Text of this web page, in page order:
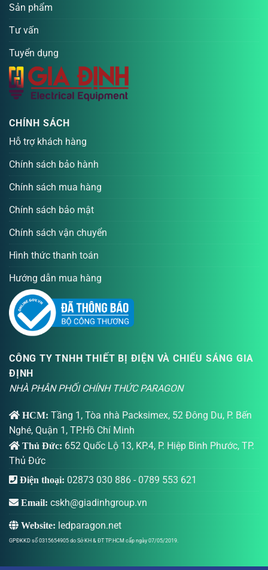
Sản phẩm
Tư vấn
Tuyển dụng
CHÍNH SÁCH
Hỗ trợ khách hàng
Chính sách bảo hành
Chính sách mua hàng
Chính sách bảo mật
Chính sách vận chuyển
Hình thức thanh toán
Hướng dẫn mua hàng
CÔNG TY TNHH THIẾT BỊ ĐIỆN VÀ CHIẾU SÁNG GIA
ĐỊNH
NHÀ PHÂN PHỐI CHÍNH THỨC PARAGON
HCM: Tầng 1, Tòa nhà Packsimex, 52 Đông Du, P. Bến
Nghé, Quận 1, TP.Hồ Chí Minh
Thủ Đức: 652 Quốc Lộ 13, KP.4, P. Hiệp Bình Phước, TP.
Thủ Đức
Điện thoại: 02873 030 886 - 0789 553 621
Email: cskh@giadinhgroup.vn
Website: ledparagon.net
GPĐKKD số 0315654905 do Sở KH & ĐT TP.HCM cấp ngày 07/05/2019.